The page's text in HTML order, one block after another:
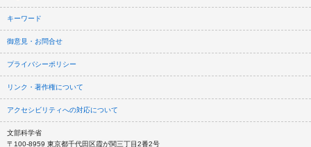
キーワード
御意見・お問合せ
プライバシーポリシー
リンク・著作権について
アクセシビリティへの対応について
文部科学省
〒100-8959 東京都千代田区霞が関三丁目2番2号